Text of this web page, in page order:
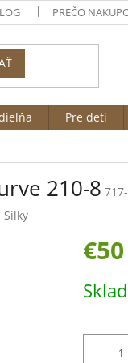
PREČO
Pre deti
210-8
Silky
€50
cena: